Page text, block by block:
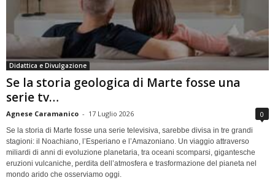
Didattica e Divulgazione
Se la storia geologica di Marte fosse una
serie tv…
Agnese Caramanico - 17 Luglio 2026 0
Se la storia di Marte fosse una serie televisiva, sarebbe divisa in tre grandi
stagioni: il Noachiano, l’Esperiano e l’Amazoniano. Un viaggio attraverso
miliardi di anni di evoluzione planetaria, tra oceani scomparsi, gigantesche
eruzioni vulcaniche, perdita dell’atmosfera e trasformazione del pianeta nel
mondo arido che osserviamo oggi.